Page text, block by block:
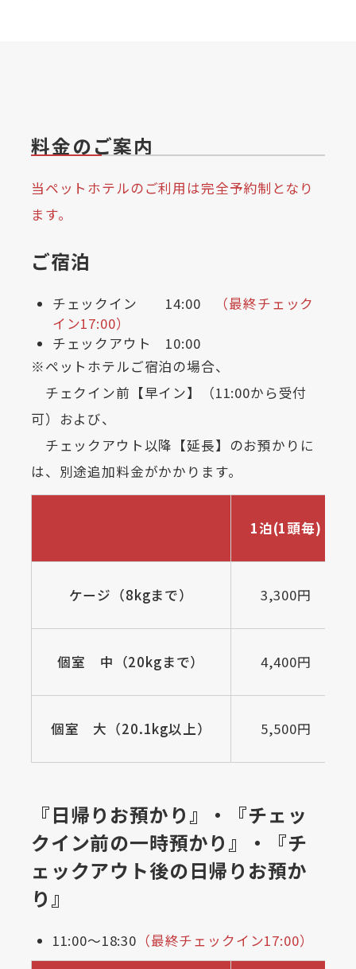
料金のご案内
当ペットホテルのご利用は完全予約制となり
ます。
ご宿泊
チェックイン 14:00
（最終チェック
イン17:00）
チェックアウト 10:00
※ペットホテルご宿泊の場合、
チェクイン前【早イン】（11:00から受付
可）および、
チェックアウト以降【延長】のお預かりに
は、別途追加料金がかかります。
1泊(1頭毎)
ケージ（8kgまで） 3,300円
個室 中（20kgまで） 4,400円
個室 大（20.1kg以上） 5,500円
『日帰りお預かり』・『チェッ
クイン前の一時預かり』・『チ
ェックアウト後の日帰りお預か
り』
11:00～18:30 （最終チェックイン17:00）